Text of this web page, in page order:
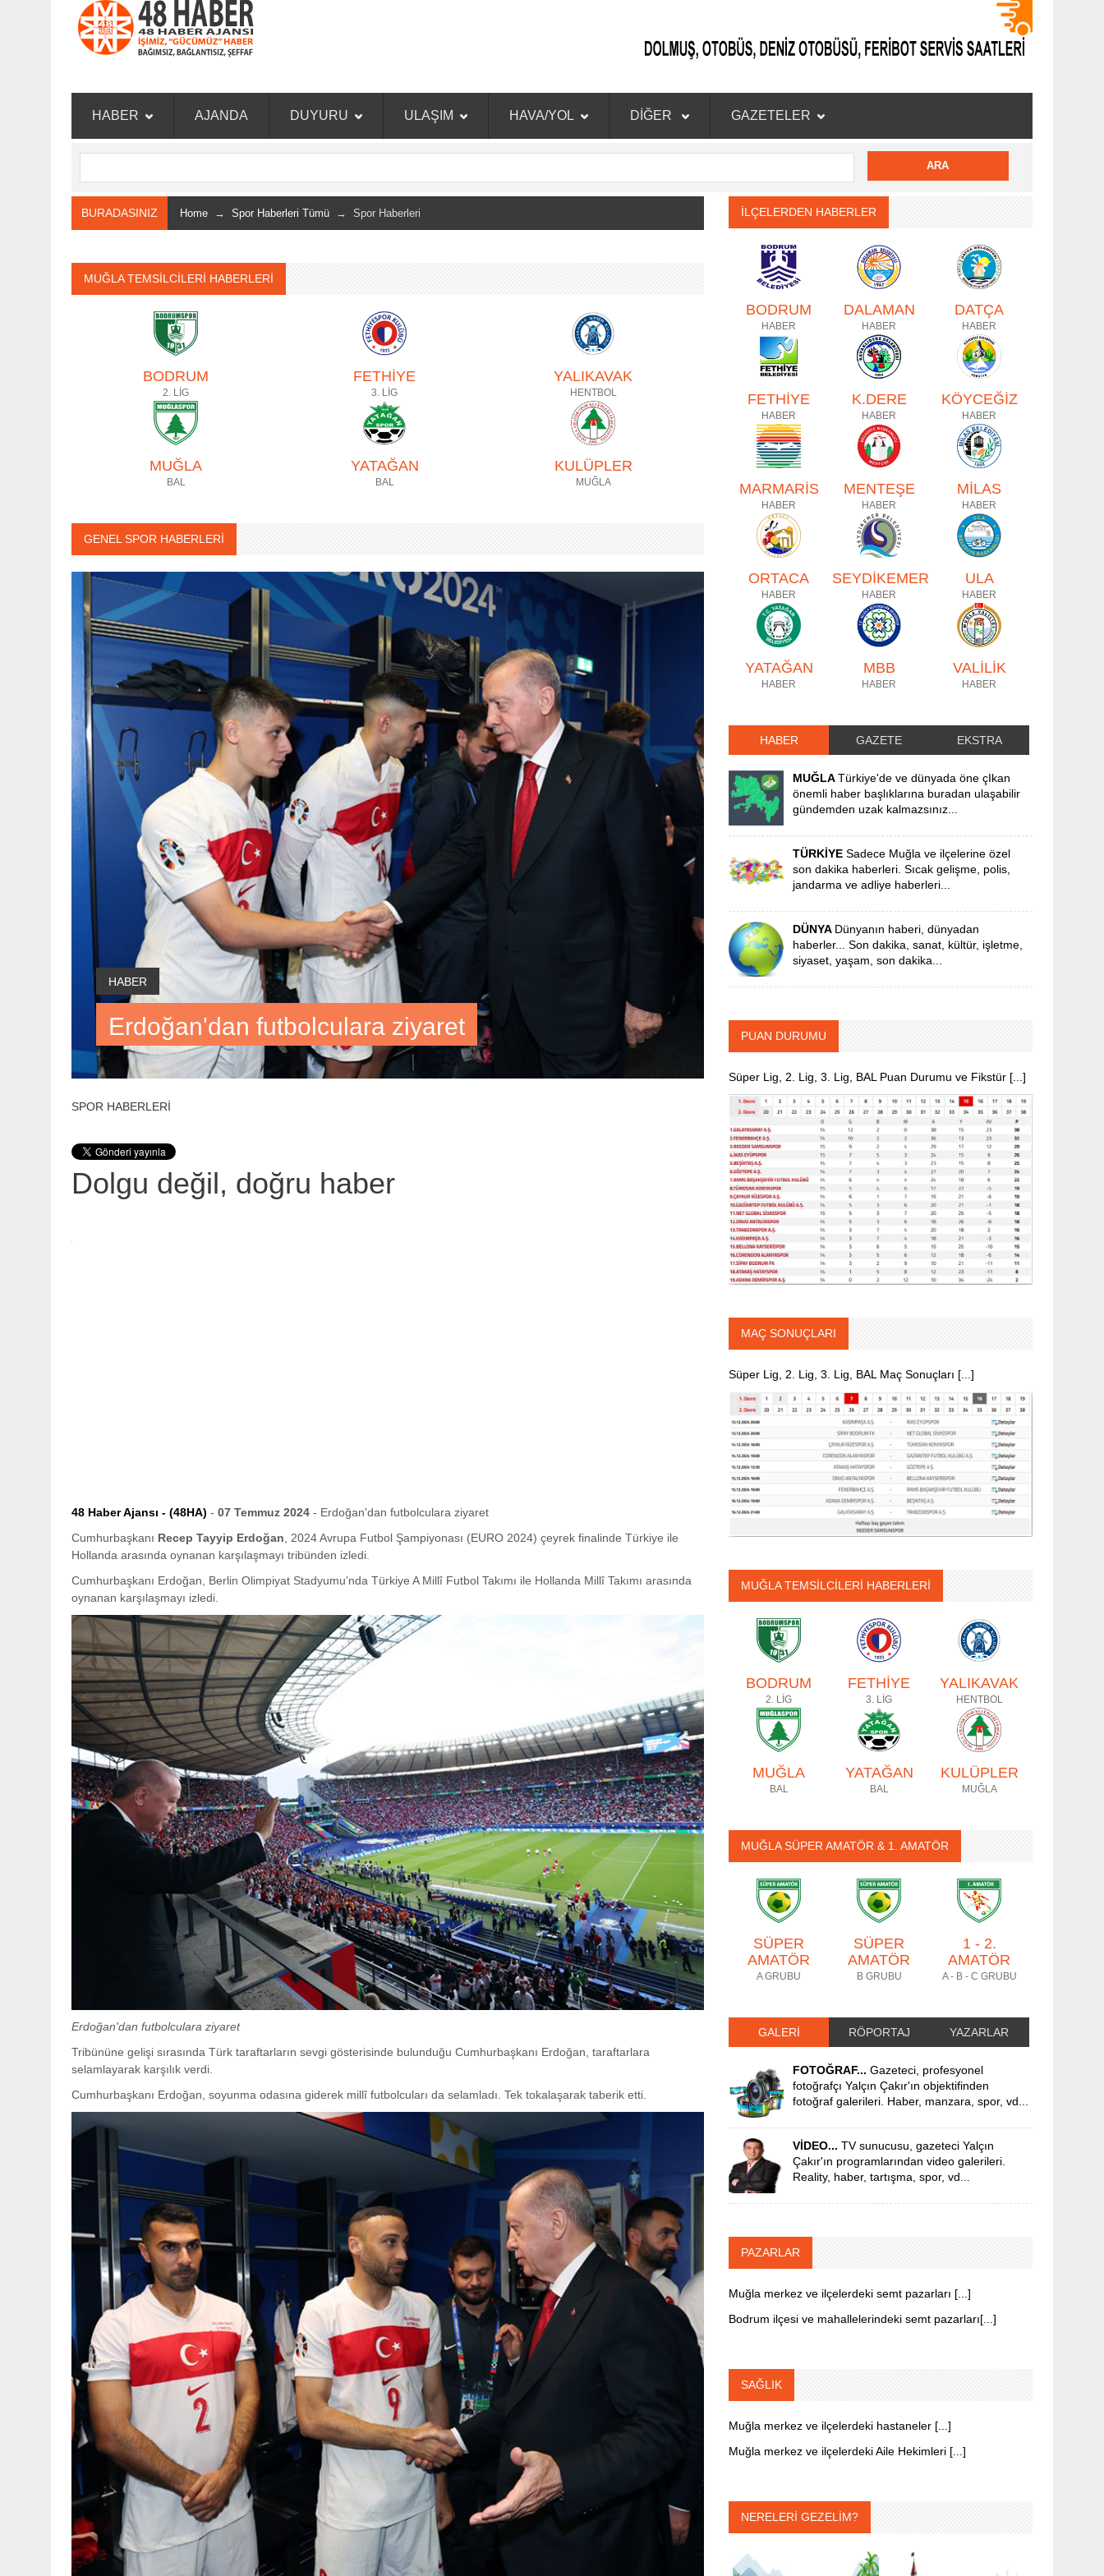
HABER AJANDA DUYURU ULAŞIM HAVA/YOL DİĞER GAZETELER
BURADASINIZ Home → Spor Haberleri Tümü → Spor Haberleri
MUĞLA TEMSİLCİLERİ HABERLERİ
BODRUM
2. LİG
FETHİYE
3. LİG
YALIKAVAK
HENTBOL
MUĞLA
BAL
YATAĞAN
BAL
KULÜPLER
MUĞLA
GENEL SPOR HABERLERİ
HABER
Erdoğan'dan futbolculara ziyaret
SPOR HABERLERİ
Dolgu değil, doğru haber
48 Haber Ajansı - (48HA) - 07 Temmuz 2024 - Erdoğan'dan futbolculara ziyaret
Cumhurbaşkanı Recep Tayyip Erdoğan , 2024 Avrupa Futbol Şampiyonası (EURO 2024) çeyrek finalinde Türkiye ile
Hollanda arasında oynanan karşılaşmayı tribünden izledi.
Cumhurbaşkanı Erdoğan, Berlin Olimpiyat Stadyumu’nda Türkiye A Millî Futbol Takımı ile Hollanda Millî Takımı arasında
oynanan karşılaşmayı izledi.
Erdoğan'dan futbolculara ziyaret
Tribününe gelişi sırasında Türk taraftarların sevgi gösterisinde bulunduğu Cumhurbaşkanı Erdoğan, taraftarlara
selamlayarak karşılık verdi.
Cumhurbaşkanı Erdoğan, soyunma odasına giderek millî futbolcuları da selamladı. Tek tokalaşarak taberik etti.
İLÇELERDEN HABERLER
BODRUM
HABER
DALAMAN
HABER
DATÇA
HABER
FETHİYE
HABER
K.DERE
HABER
KÖYCEĞİZ
HABER
MARMARİS
HABER
MENTEŞE
HABER
MİLAS
HABER
ORTACA
HABER
SEYDİKEMER
HABER
ULA
HABER
YATAĞAN
HABER
MBB
HABER
VALİLİK
HABER
HABER GAZETE EKSTRA
MUĞLATürkiye'de ve dünyada öne çIkan
önemli haber başlıklarına buradan ulaşabilir
gündemden uzak kalmazsınız...
TÜRKİYESadece Muğla ve ilçelerine özel
son dakika haberleri. Sıcak gelişme, polis,
jandarma ve adliye haberleri...
DÜNYA Dünyanın haberi, dünyadan
haberler... Son dakika, sanat, kültür, işletme,
siyaset, yaşam, son dakika...
PUAN DURUMU
Süper Lig, 2. Lig, 3. Lig, BAL Puan Durumu ve Fikstür [...]
MAÇ SONUÇLARI
Süper Lig, 2. Lig, 3. Lig, BAL Maç Sonuçları [...]
MUĞLA TEMSİLCİLERİ HABERLERİ
BODRUM
2. LİG
FETHİYE
3. LİG
YALIKAVAK
HENTBOL
MUĞLA
BAL
YATAĞAN
BAL
KULÜPLER
MUĞLA
MUĞLA SÜPER AMATÖR & 1. AMATÖR
SÜPER
AMATÖR
A GRUBU
SÜPER
AMATÖR
B GRUBU
1 - 2.
AMATÖR
A - B - C GRUBU
GALERİ RÖPORTAJ YAZARLAR
FOTOĞRAF... Gazeteci, profesyonel
fotoğrafçı Yalçın Çakır'ın objektifinden
fotoğraf galerileri. Haber, manzara, spor, vd...
VİDEO... TV sunucusu, gazeteci Yalçın
Çakır'ın programlarından video galerileri.
Reality, haber, tartışma, spor, vd...
PAZARLAR
Muğla merkez ve ilçelerdeki semt pazarları [...]
Bodrum ilçesi ve mahallelerindeki semt pazarları[...]
SAĞLIK
Muğla merkez ve ilçelerdeki hastaneler [...]
Muğla merkez ve ilçelerdeki Aile Hekimleri [...]
NERELERİ GEZELİM?